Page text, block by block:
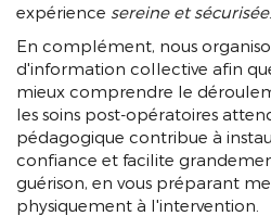
expérience sereine et sécurisée.
En complément, nous
d'information collective afin
mieux comprendre le
les soins post-opératoires
pédagogique contribue à
confiance et facilite
guérison, en vous préparant
physiquement à l'intervention.